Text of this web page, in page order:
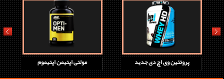
مولتی اپتیمن اپتیموم پروتئین وی اچ دی جدید
prev next